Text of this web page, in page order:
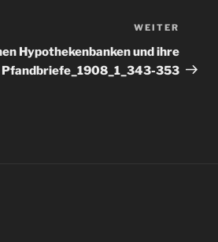
Beitrag
WEITER
Hypothekenbanken und ihre
Pfandbriefe_1908_1_343-353